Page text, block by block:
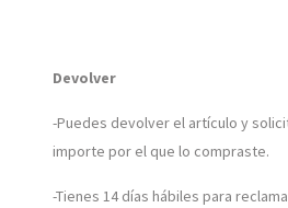
Devolver
-Puedes devolver el artículo y
importe por el que lo compraste.
-Tienes 14 días hábiles para